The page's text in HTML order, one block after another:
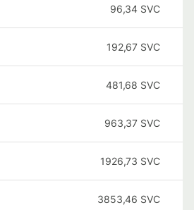
96,34 SVC
192,67 SVC
481,68 SVC
963,37 SVC
1926,73 SVC
3853,46 SVC